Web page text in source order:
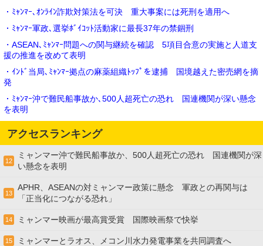
・ﾐｬﾝﾏｰ､ｵﾝﾗｲﾝ詐欺対策法を可決 重大事案には死刑を適用へ
・ﾐｬﾝﾏｰ軍政､選挙ﾎﾞｲｺｯﾄ活動家に最長37年の禁錮刑
・ASEAN､ﾐｬﾝﾏｰ問題への関与継続を確認 5項目合意の実施と人道支
援の推進を改めて表明
・ｲﾝﾄﾞ当局､ﾐｬﾝﾏｰ拠点の麻薬組織ﾄｯﾌﾟを逮捕 国境越えた密売網を摘
発
・ﾐｬﾝﾏｰ沖で難民船事故か､500人超死亡の恐れ 国連機関が深い懸念
を表明
アクセスランキング
12
ミャンマー沖で難民船事故か、500人超死亡の恐れ 国連機関が深
い懸念を表明
13
APHR、ASEANの対ミャンマー政策に懸念 軍政との再関与は
「正当化につながる恐れ」
14 ミャンマー映画が最高賞受賞 国際映画祭で快挙
15 ミャンマーとラオス、メコン川水力発電事業を共同調査へ